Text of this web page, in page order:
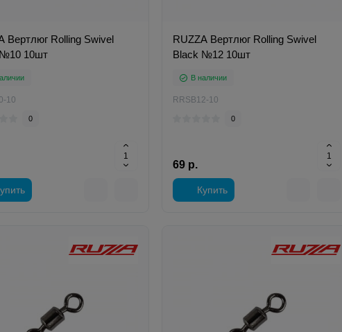
Вертлюг Rolling Swivel
10шт
10
0
RUZZA Вертлюг Rolling Swivel
Black №12 10шт
В наличии
RRSB12-10
0
69 р.
Купить